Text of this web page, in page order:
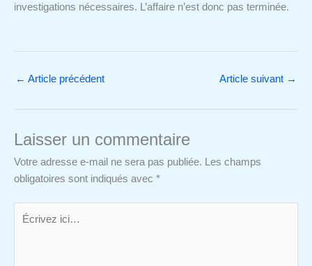
investigations nécessaires. L’affaire n’est donc pas terminée.
← Article précédent Article suivant →
Laisser un commentaire
Votre adresse e-mail ne sera pas publiée.
Les champs
obligatoires sont indiqués avec *